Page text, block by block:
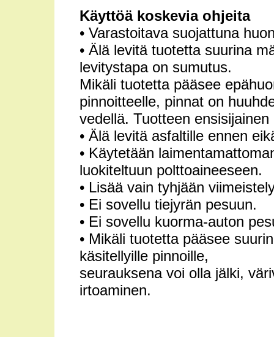
Käyttöä koskevia ohjeita
• Varastoitava suojattuna
• Älä levitä tuotetta suurina
levitystapa on sumutus.
Mikäli tuotetta pääsee
pinnoitteelle, pinnat on
vedellä. Tuotteen
• Älä levitä asfaltille ennen
• Käytetään
luokiteltuun polttoaineeseen.
• Lisää vain tyhjään
• Ei sovellu tiejyrän pesuun.
• Ei sovellu kuorma-auton
• Mikäli tuotetta pääsee
käsitellyille pinnoille,
seurauksena voi olla jälki,
irtoaminen.